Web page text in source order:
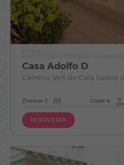
Casa Adolfo D
Camino Vell de Cala Saona II
Zimmer 2 Gäste 4
RESERVIEREN